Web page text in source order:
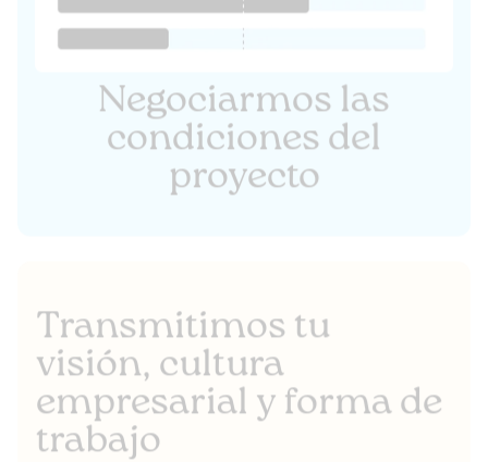
Negociarmos las
condiciones del
proyecto
Transmitimos tu
visión, cultura
empresarial y forma de
trabajo